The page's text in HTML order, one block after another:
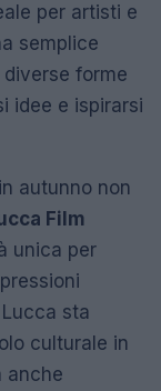
per artisti e
semplice
forme
idee e ispirarsi
autunno non
Film
unica per
sta
culturale in
anche